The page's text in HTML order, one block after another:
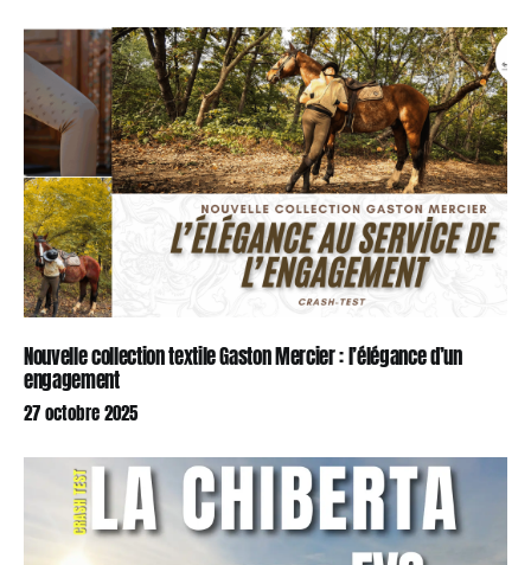
Nouvelle collection textile Gaston Mercier : l’élégance d’un
engagement
27 octobre 2025